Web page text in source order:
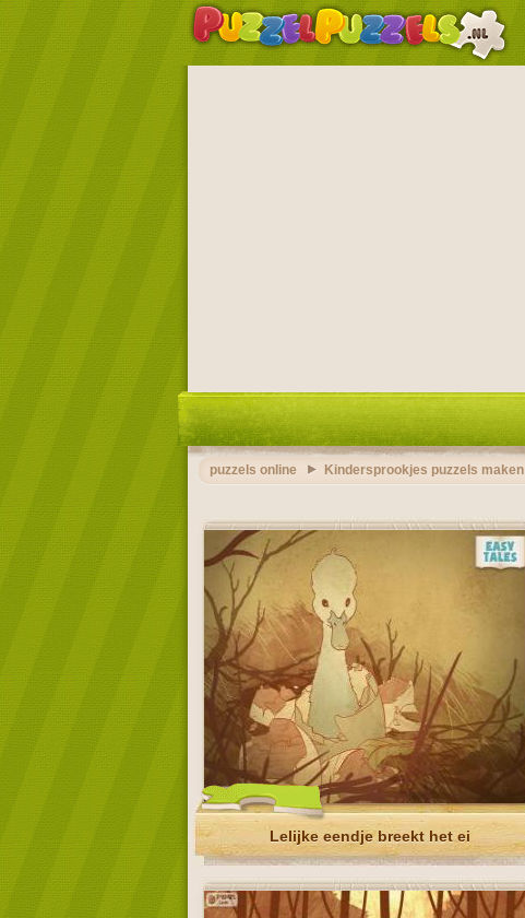
puzzels online Kindersprookjes puzzels maken
Lelijke eendje breekt het ei